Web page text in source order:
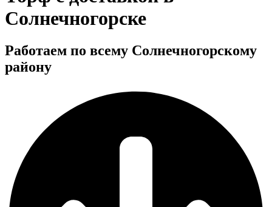
Солнечногорске
Работаем по всему Солнечногорскому
району